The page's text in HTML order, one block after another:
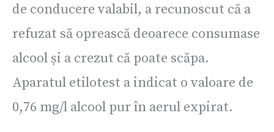
de conducere valabil, a recunoscut că a
refuzat să oprească deoarece consumase
alcool și a crezut că poate scăpa.
Aparatul etilotest a indicat o valoare de
0,76 mg/l alcool pur în aerul expirat.